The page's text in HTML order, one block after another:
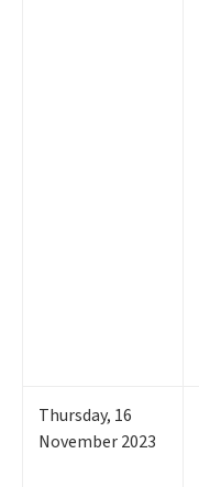
Thursday, 16
November 2023